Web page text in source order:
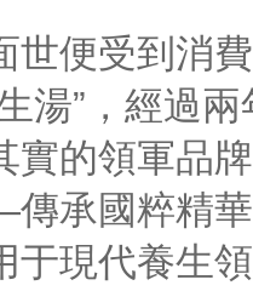
世便受到消
湯”，經過
實的領軍品
承國粹精
于現代養生